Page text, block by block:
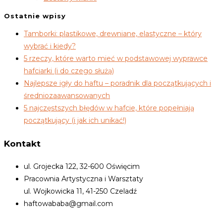
Ostatnie wpisy
Tamborki: plastikowe, drewniane, elastyczne – który
wybrać i kiedy?
5 rzeczy, które warto mieć w podstawowej wyprawce
hafciarki (i do czego służą)
Najlepsze igły do haftu – poradnik dla początkujących i
średniozaawansowanych
5 najczęstszych błędów w hafcie, które popełniają
początkujący (i jak ich unikać!)
Kontakt
ul. Grojecka 122, 32-600 Oświęcim
Pracownia Artystyczna i Warsztaty
ul. Wojkowicka 11, 41-250 Czeladź
haftowababa@gmail.com